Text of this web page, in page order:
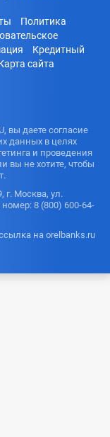
Политика
Кредитный
сайта
вы даете согласие
данных в целях
и проведения
вы не хотите, чтобы
г. Москва, ул.
8 (800) 600-64-
на orelbanks.ru